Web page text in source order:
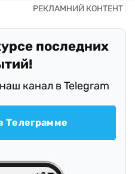
последних
канал в Telegram
Телеграмме